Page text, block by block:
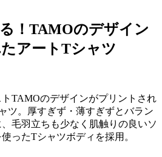
！TAMOのデザイン
アートTシャツ
TAMOのデザインがプリントされ
ツ。厚すぎず・薄すぎずとバラン
毛羽立ちも少なく肌触りの良いソ
ったTシャツボディを採用。